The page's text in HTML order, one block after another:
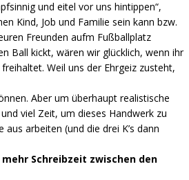
und eitel vor uns hintippen“,
Kind, Job und Familie sein kann bzw.
Freunden aufm Fußballplatz
Ball kickt, wären wir glücklich, wenn ihr
Weil uns der Ehrgeiz zusteht,
Aber um überhaupt realistische
viel Zeit, um dieses Handwerk zu
arbeiten (und die drei K’s dann
Schreibzeit zwischen den